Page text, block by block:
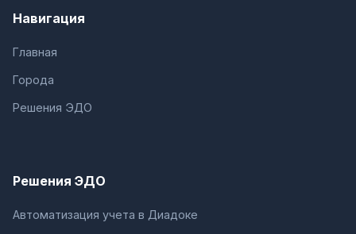
Навигация
Главная
Города
Решения ЭДО
Решения ЭДО
Автоматизация учета в Диадоке